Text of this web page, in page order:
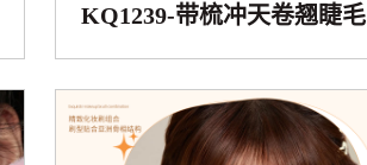
KQ1239-带梳冲天卷翘睫毛